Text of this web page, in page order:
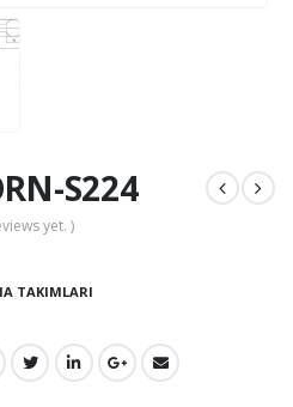
S224
yet. )
TAKIMLARI